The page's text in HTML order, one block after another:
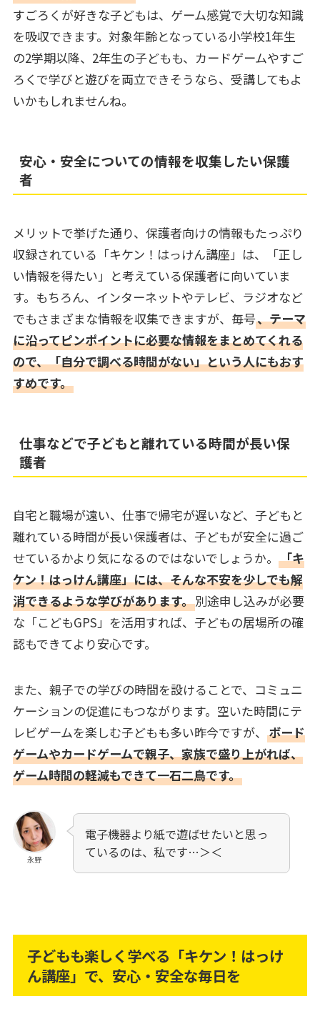
すごろくが好きな子どもは、ゲーム感覚で大切な知識
を吸収できます。対象年齢となっている小学校1年生
の2学期以降、2年生の子どもも、カードゲームやすご
ろくで学びと遊びを両立できそうなら、受講してもよ
いかもしれませんね。
安心・安全についての情報を収集したい保護
者
メリットで挙げた通り、保護者向けの情報もたっぷり
収録されている「キケン！はっけん講座」は、「正し
い情報を得たい」と考えている保護者に向いていま
す。もちろん、インターネットやテレビ、ラジオなど
でもさまざまな情報を収集できますが、毎号、テーマ
に沿ってピンポイントに必要な情報をまとめてくれる
ので、「自分で調べる時間がない」という人にもおす
すめです。
仕事などで子どもと離れている時間が長い保
護者
自宅と職場が遠い、仕事で帰宅が遅いなど、子どもと
離れている時間が長い保護者は、子どもが安全に過ご
せているかより気になるのではないでしょうか。 「キ
ケン！はっけん講座」には、そんな不安を少しでも解
消できるような学びがあります。別途申し込みが必要
な「こどもGPS」を活用すれば、子どもの居場所の確
認もできてより安心です。
また、親子での学びの時間を設けることで、コミュニ
ケーションの促進にもつながります。空いた時間にテ
レビゲームを楽しむ子どもも多い昨今ですが、 ボード
ゲームやカードゲームで親子、家族で盛り上がれば、
ゲーム時間の軽減もできて一石二鳥です。
永野
電子機器より紙で遊ばせたいと思っ
ているのは、私です…＞＜
子どもも楽しく学べる「キケン！はっけ
ん講座」で、安心・安全な毎日を